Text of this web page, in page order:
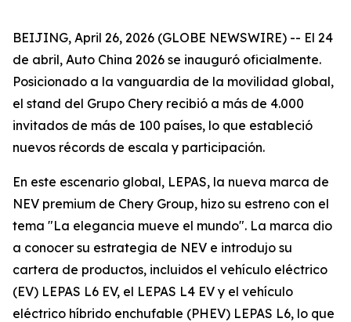
BEIJING, April 26, 2026 (GLOBE NEWSWIRE) -- El 24
de abril, Auto China 2026 se inauguró oficialmente.
Posicionado a la vanguardia de la movilidad global,
el stand del Grupo Chery recibió a más de 4.000
invitados de más de 100 países, lo que estableció
nuevos récords de escala y participación.
En este escenario global, LEPAS, la nueva marca de
NEV premium de Chery Group, hizo su estreno con el
tema "La elegancia mueve el mundo". La marca dio
a conocer su estrategia de NEV e introdujo su
cartera de productos, incluidos el vehículo eléctrico
(EV) LEPAS L6 EV, el LEPAS L4 EV y el vehículo
eléctrico híbrido enchufable (PHEV) LEPAS L6, lo que